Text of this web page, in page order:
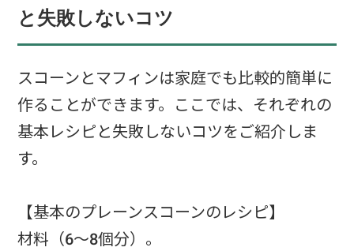
と失敗しないコツ
スコーンとマフィンは家庭でも比較的簡単に
作ることができます。ここでは、それぞれの
基本レシピと失敗しないコツをご紹介しま
す。
【基本のプレーンスコーンのレシピ】
材料（6〜8個分）。